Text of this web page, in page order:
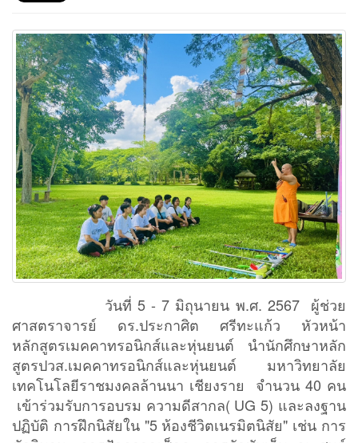
วันที่ 5 - 7 มิถุนายน พ.ศ. 2567 ผู้ช่วย
ศาสตราจารย์ ดร.ประกาศิต ศรีทะแก้ว หัวหน้า
หลักสูตรเมคคาทรอนิกส์และหุ่นยนต์ นำนักศึกษาหลัก
สูตรปวส.เมคคาทรอนิกส์และหุ่นยนต์ มหาวิทยาลัย
เทคโนโลยีราชมงคลล้านนา เชียงราย จำนวน 40 คน
เข้าร่วมรับการอบรม ความดีสากล( UG 5) และลงฐาน
ปฏิบัติ การฝึกนิสัยใน "5 ห้องชีวิตเนรมิตนิสัย" เช่น การ